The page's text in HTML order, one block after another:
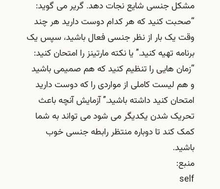
مشکل جنسی شایع نجات دهد. گریر می گوید:
“صحبت کنید که هر کدام دوست دارید هر چند
وقت یک بار از نظر جنسی فعال باشید، سپس یک
برنامه تهیه کنید.” یا نکته مارتینز را امتحان کنید:
“زمان هایی را تنظیم کنید که هم صمیمی باشید
و هم لیست کاملی از مواردی را که دوست دارید
امتحان کنید داشته باشید.” آزمایش آنچه باعث
تحریک شدن یکدیگر می شود می تواند به شما
کمک کند تا دوباره منتظر رابطه جنسی خوب
باشید.
منبع:
self